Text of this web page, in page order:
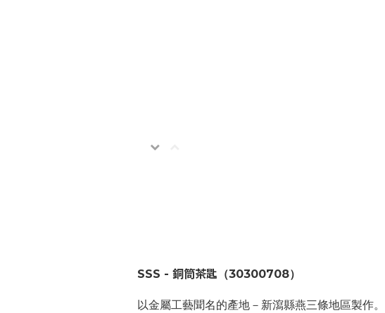
SSS - 銅筒茶匙 （30300708）
以金屬工藝聞名的產地－新瀉縣燕三條地區製作。